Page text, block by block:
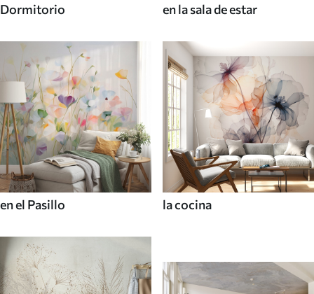
Dormitorio en la sala de estar
en el Pasillo la cocina